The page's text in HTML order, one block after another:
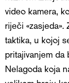
video kamera,
riječi
taktika, u kojoj
pritajivanjem da
Nelagoda koja